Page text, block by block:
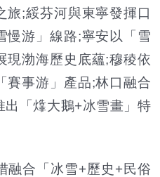
旅;綏芬河與東寧發揮口
慢游」線路;寧安以「雪
現渤海歷史底蘊;穆稜依
賽事游」產品;林口融合
「㸆大鵝+冰雪畫」特
合「冰雪+歷史+民俗